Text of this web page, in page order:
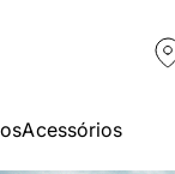
Acessórios